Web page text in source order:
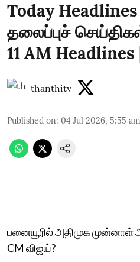
Today
தலைப்புச்
11 AM
thanthitv
Published on: 04 Jul 2026, 5:55 am
பனையூரில் அதிமுக
CM விஜய்?